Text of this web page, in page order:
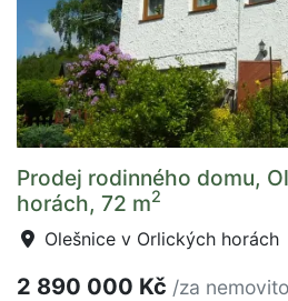
Prodej rodinného domu,
horách, 72 m2
Olešnice v Orlických horách
2 890 000 Kč /za